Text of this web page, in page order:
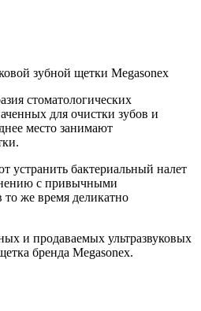
стоматологических
для очистки зубов и
место занимают
устранить бактериальный налет
с привычными
же время деликатно
и продаваемых ультразвуковых
бренда Megasonex.